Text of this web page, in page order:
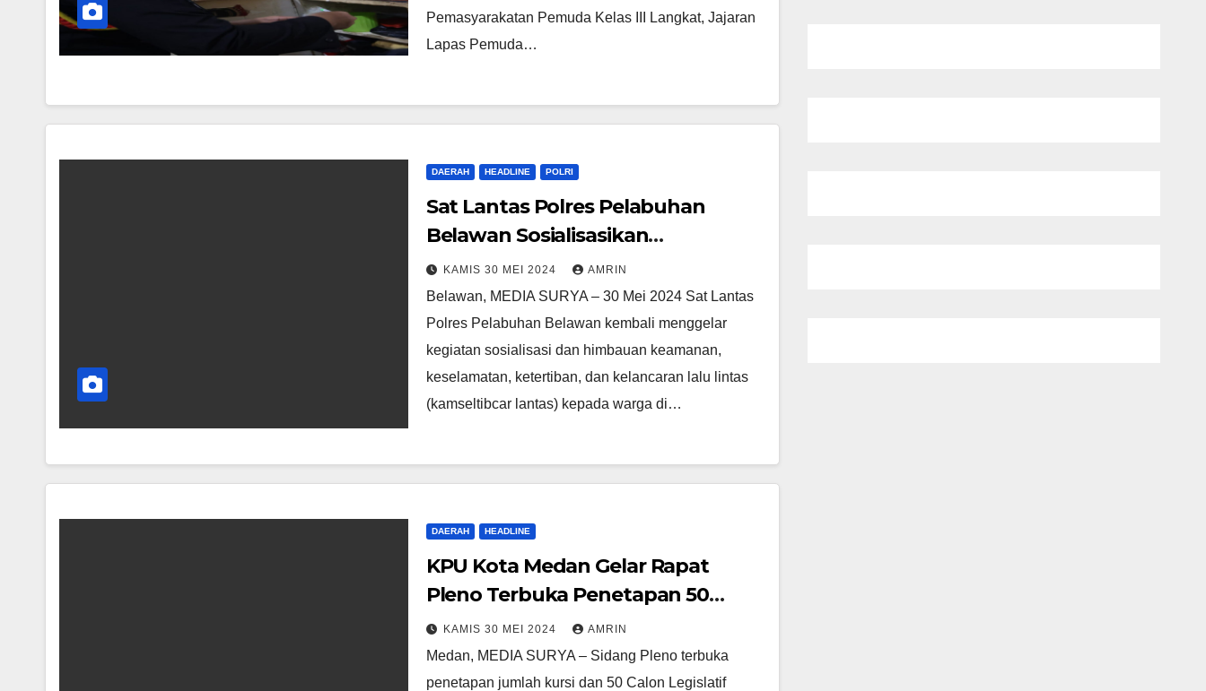
Pemasyarakatan Pemuda Kelas III Langkat, Jajaran
Lapas Pemuda…
DAERAH HEADLINE POLRI
Sat Lantas Polres Pelabuhan
Belawan Sosialisasikan
Keselamatan Berkendara di Jalan
Stasiun
KAMIS 30 MEI 2024 AMRIN
Belawan, MEDIA SURYA – 30 Mei 2024 Sat Lantas
Polres Pelabuhan Belawan kembali menggelar
kegiatan sosialisasi dan himbauan keamanan,
keselamatan, ketertiban, dan kelancaran lalu lintas
(kamseltibcar lantas) kepada warga di…
DAERAH HEADLINE
KPU Kota Medan Gelar Rapat
Pleno Terbuka Penetapan 50
Caleg Terpilih Hasil Pemilu Tahun
2024 Agar Buat Laporan LHKPN
KAMIS 30 MEI 2024 AMRIN
Medan, MEDIA SURYA – Sidang Pleno terbuka
penetapan jumlah kursi dan 50 Calon Legislatif